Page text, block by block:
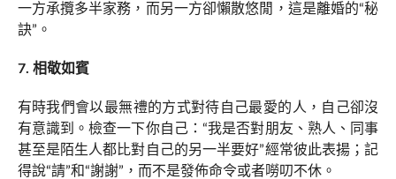
一方承攬多半家務，而另一方卻懶散悠閒，這是離婚的“秘
訣”。
7. 相敬如賓
有時我們會以最無禮的方式對待自己最愛的人，自己卻沒
有意識到。檢查一下你自己：“我是否對朋友、熟人、同事
甚至是陌生人都比對自己的另一半要好”經常彼此表揚；記
得說“請”和“謝謝”，而不是發佈命令或者嘮叨不休。